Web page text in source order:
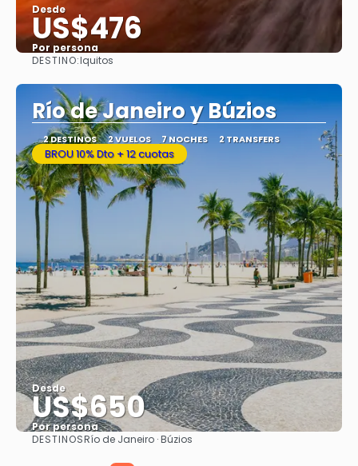
Desde
US$476
Por persona
DESTINO:Iquitos
Río de Janeiro y Búzios
2 DESTINOS 2 VUELOS 7 NOCHES 2 TRANSFERS
BROU 10% Dto + 12 cuotas
Desde
US$650
Por persona
Ver
DESTINOSRío de Janeiro · Búzios